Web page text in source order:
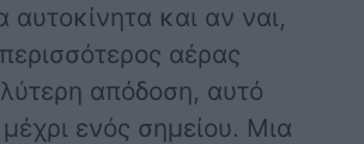
αυτοκίνητα και αν ναι,
αέρας
απόδοση, αυτό
μέχρι ενός σημείου. Μια